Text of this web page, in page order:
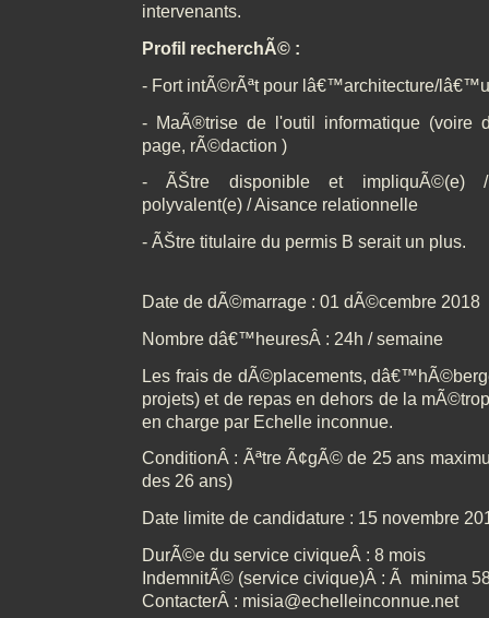
intervenants.
Profil recherchÃ© :
- Fort intÃ©rÃªt pour lâ€™architecture/
- MaÃ®trise de l'outil informatique (voire
page, rÃ©daction )
- ÃŠtre disponible et impliquÃ©(e) /
polyvalent(e) / Aisance relationnelle
- ÃŠtre titulaire du permis B serait un plus.
Date de dÃ©marrage : 01 dÃ©cembre 2018
Nombre dâ€™heuresÂ : 24h / semaine
Les frais de dÃ©placements,
projets) et de repas en dehors de la
en charge par Echelle inconnue.
ConditionÂ : Ãªtre Ã¢gÃ© de 25 ans
des 26 ans)
Date limite de candidature : 15 novembre
DurÃ©e du service civiqueÂ : 8 mois
IndemnitÃ© (service civique)Â : Ã minima
ContacterÂ : misia@echelleinconnue.net